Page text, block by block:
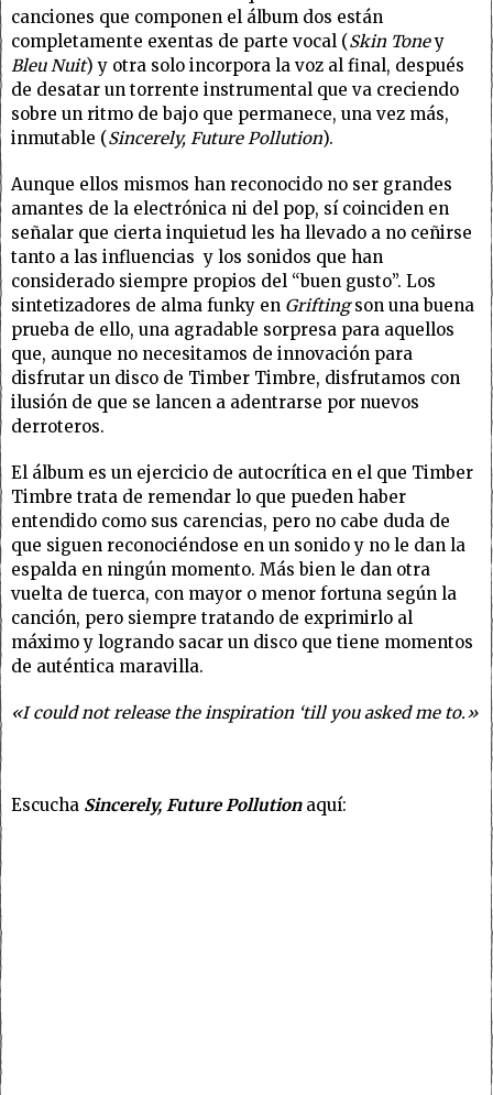
canciones que componen el álbum dos están
completamente exentas de parte vocal (Skin Toney
Bleu Nuit) y otra solo incorpora la voz al final, después
de desatar un torrente instrumental que va creciendo
sobre un ritmo de bajo que permanece, una vez más,
inmutable (Sincerely, Future Pollution).
Aunque ellos mismos han reconocido no ser grandes
amantes de la electrónica ni del pop, sí coinciden en
señalar que cierta inquietud les ha llevado a no ceñirse
tanto a las influencias y los sonidos que han
considerado siempre propios del “buen gusto”. Los
sintetizadores de alma funky en Griftingson una buena
prueba de ello, una agradable sorpresa para aquellos
que, aunque no necesitamos de innovación para
disfrutar un disco de Timber Timbre, disfrutamos con
ilusión de que se lancen a adentrarse por nuevos
derroteros.
El álbum es un ejercicio de autocrítica en el que Timber
Timbre trata de remendar lo que pueden haber
entendido como sus carencias, pero no cabe duda de
que siguen reconociéndose en un sonido y no le dan la
espalda en ningún momento. Más bien le dan otra
vuelta de tuerca, con mayor o menor fortuna según la
canción, pero siempre tratando de exprimirlo al
máximo y logrando sacar un disco que tiene momentos
de auténtica maravilla.
«I could not release the inspiration ‘till you asked me to.»
Escucha Sincerely, Future Pollutionaquí: